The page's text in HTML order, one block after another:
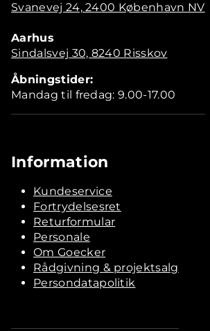
Svanevej 24, 2400 København NV
Aarhus
Sindalsvej 30, 8240 Risskov
Åbningstider:
Mandag til fredag: 9.00-17.00
Information
Kundeservice
Fortrydelsesret
Returformular
Personale
Om Goecker
Rådgivning & projektsalg
Persondatapolitik